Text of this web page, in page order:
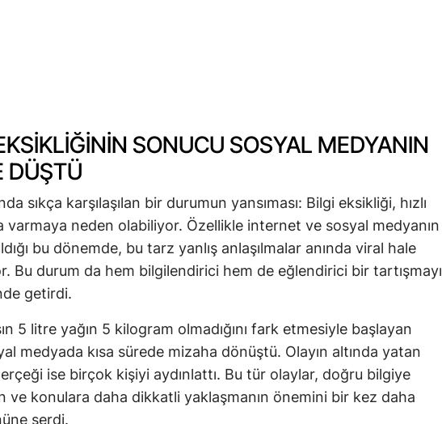
SONUCU SOSYAL MEDYANIN
DÜŞTÜ
sıkça karşılaşılan bir durumun yansıması: Bilgi eksikliği, hızlı
varmaya neden olabiliyor. Özellikle internet ve sosyal medyanın
bu dönemde, bu tarz yanlış anlaşılmalar anında viral hale
Bu durum da hem bilgilendirici hem de eğlendirici bir tartışmayı
getirdi.
5 litre yağın 5 kilogram olmadığını fark etmesiyle başlayan
medyada kısa sürede mizaha dönüştü. Olayın altında yatan
ise birçok kişiyi aydınlattı. Bu tür olaylar, doğru bilgiye
ve konulara daha dikkatli yaklaşmanın önemini bir kez daha
serdi.